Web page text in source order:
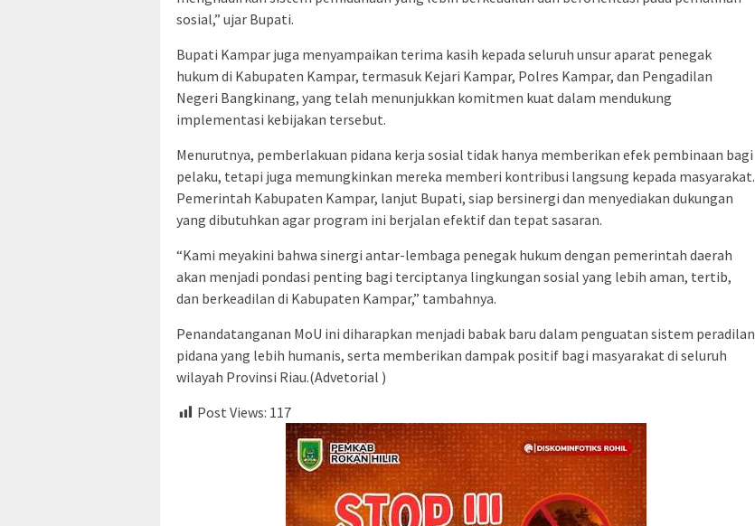
sosial,” ujar Bupati.
Bupati Kampar juga menyampaikan terima kasih kepada seluruh unsur aparat penegak
hukum di Kabupaten Kampar, termasuk Kejari Kampar, Polres Kampar, dan Pengadilan
Negeri Bangkinang, yang telah menunjukkan komitmen kuat dalam mendukung
implementasi kebijakan tersebut.
Menurutnya, pemberlakuan pidana kerja sosial tidak hanya memberikan efek pembinaan bagi
pelaku, tetapi juga memungkinkan mereka memberi kontribusi langsung kepada masyarakat.
Pemerintah Kabupaten Kampar, lanjut Bupati, siap bersinergi dan menyediakan dukungan
yang dibutuhkan agar program ini berjalan efektif dan tepat sasaran.
“Kami meyakini bahwa sinergi antar-lembaga penegak hukum dengan pemerintah daerah
akan menjadi pondasi penting bagi terciptanya lingkungan sosial yang lebih aman, tertib,
dan berkeadilan di Kabupaten Kampar,” tambahnya.
Penandatanganan MoU ini diharapkan menjadi babak baru dalam penguatan sistem peradilan
pidana yang lebih humanis, serta memberikan dampak positif bagi masyarakat di seluruh
wilayah Provinsi Riau.(Advetorial )
Post Views: 117